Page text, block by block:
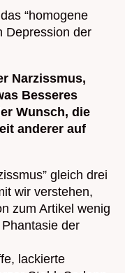
“homogene
Depression der
Narzissmus,
Besseres
Wunsch, die
anderer auf
gleich drei
wir verstehen,
zum Artikel wenig
der
lackierte